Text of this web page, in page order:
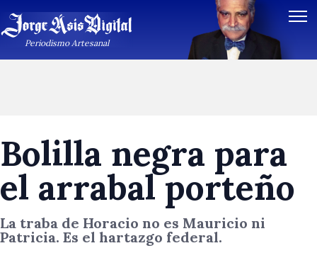
Periodismo Artesanal
Bolilla negra para
el arrabal porteño
La traba de Horacio no es Mauricio ni
Patricia. Es el hartazgo federal.